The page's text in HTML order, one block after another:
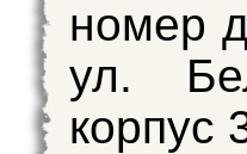
номер
ул.
корпус